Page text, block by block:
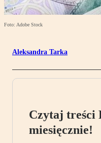
Foto: Adobe Stock
Aleksandra Tarka
Czytaj treści
miesięcznie!